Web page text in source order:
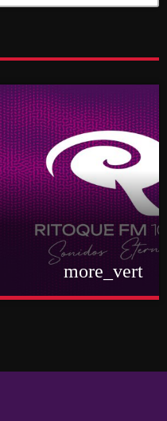
more_vert
al sur del Río Bravo